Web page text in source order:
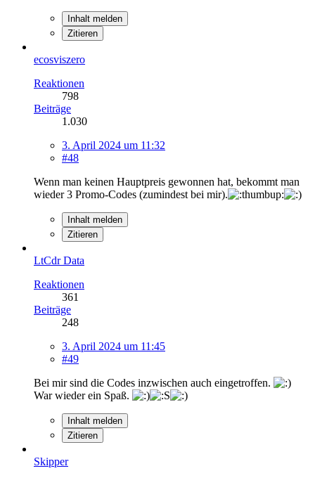
Inhalt melden
Zitieren
ecosviszero
Reaktionen
798
Beiträge
1.030
3. April 2024 um 11:32
#48
Wenn man keinen Hauptpreis gewonnen hat, bekommt man
wieder 3 Promo-Codes (zumindest bei mir).
Inhalt melden
Zitieren
LtCdr Data
Reaktionen
361
Beiträge
248
3. April 2024 um 11:45
#49
Bei mir sind die Codes inzwischen auch eingetroffen.
War wieder ein Spaß.
Inhalt melden
Zitieren
Skipper